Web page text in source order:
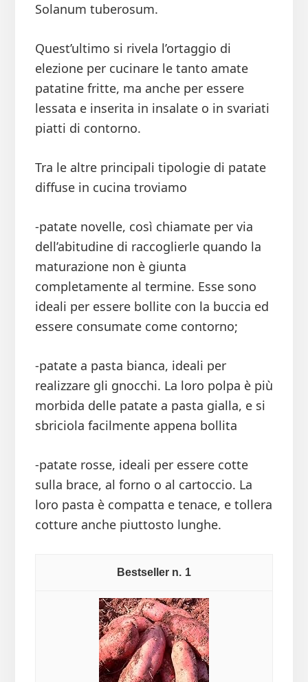
Solanum tuberosum.
Quest’ultimo si rivela l’ortaggio di
elezione per cucinare le tanto amate
patatine fritte, ma anche per essere
lessata e inserita in insalate o in svariati
piatti di contorno.
Tra le altre principali tipologie di patate
diffuse in cucina troviamo
-patate novelle, così chiamate per via
dell’abitudine di raccoglierle quando la
maturazione non è giunta
completamente al termine. Esse sono
ideali per essere bollite con la buccia ed
essere consumate come contorno;
-patate a pasta bianca, ideali per
realizzare gli gnocchi. La loro polpa è più
morbida delle patate a pasta gialla, e si
sbriciola facilmente appena bollita
-patate rosse, ideali per essere cotte
sulla brace, al forno o al cartoccio. La
loro pasta è compatta e tenace, e tollera
cotture anche piuttosto lunghe.
1